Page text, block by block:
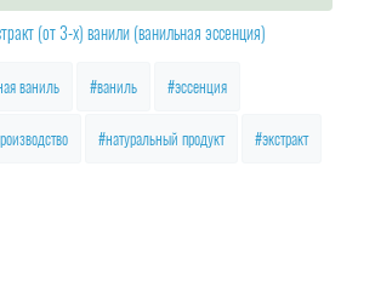
(от 3-х) ванили (ванильная эссенция)
ваниль ваниль эссенция
натуральный продукт экстракт